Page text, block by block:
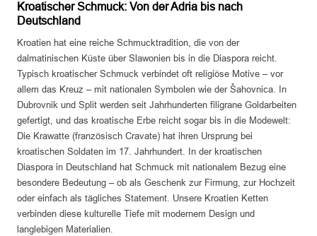
Kroatischer Schmuck: Von der Adria bis nach
Deutschland
Kroatien hat eine reiche Schmucktradition, die von der
dalmatinischen Küste über Slawonien bis in die Diaspora reicht.
Typisch kroatischer Schmuck verbindet oft religiöse Motive – vor
allem das Kreuz – mit nationalen Symbolen wie der Šahovnica. In
Dubrovnik und Split werden seit Jahrhunderten filigrane Goldarbeiten
gefertigt, und das kroatische Erbe reicht sogar bis in die Modewelt:
Die Krawatte (französisch Cravate) hat ihren Ursprung bei
kroatischen Soldaten im 17. Jahrhundert. In der kroatischen
Diaspora in Deutschland hat Schmuck mit nationalem Bezug eine
besondere Bedeutung – ob als Geschenk zur Firmung, zur Hochzeit
oder einfach als tägliches Statement. Unsere Kroatien Ketten
verbinden diese kulturelle Tiefe mit modernem Design und
langlebigen Materialien.